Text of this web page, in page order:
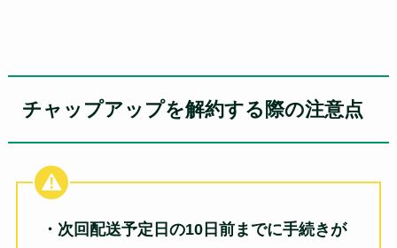
チャップアップを解約する際の注意点
・次回配送予定日の10日前までに手続きが